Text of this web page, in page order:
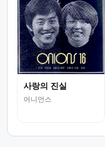
사랑의 진실
어니언스